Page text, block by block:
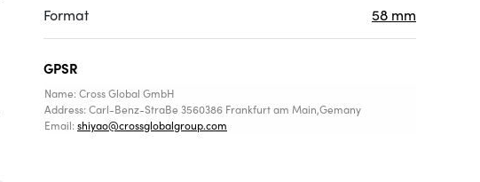
Format 58 mm
GPSR
Name: Cross Global GmbH
Address: Carl-Benz-StraBe 3560386 Frankfurt am Main,Gemany
Email:shiyao@crossglobalgroup.com